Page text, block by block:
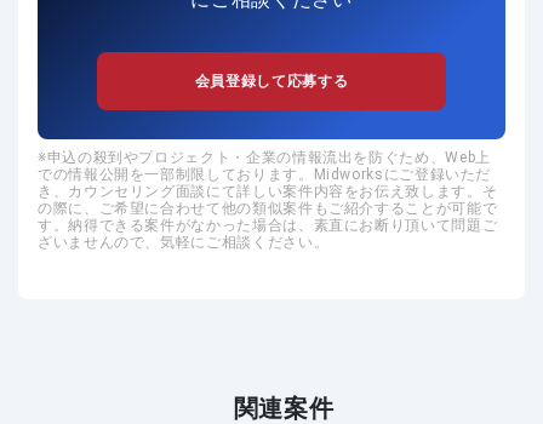
会員登録して応募する
申込の殺到やプロジェクト・企業の情報流出を防ぐため、Web上
での情報公開を一部制限しております。Midworksにご登録いただ
き、カウンセリング面談にて詳しい案件内容をお伝え致します。そ
の際に、ご希望に合わせて他の類似案件もご紹介することが可能で
す。納得できる案件がなかった場合は、素直にお断り頂いて問題ご
ざいませんので、気軽にご相談ください。
関連案件